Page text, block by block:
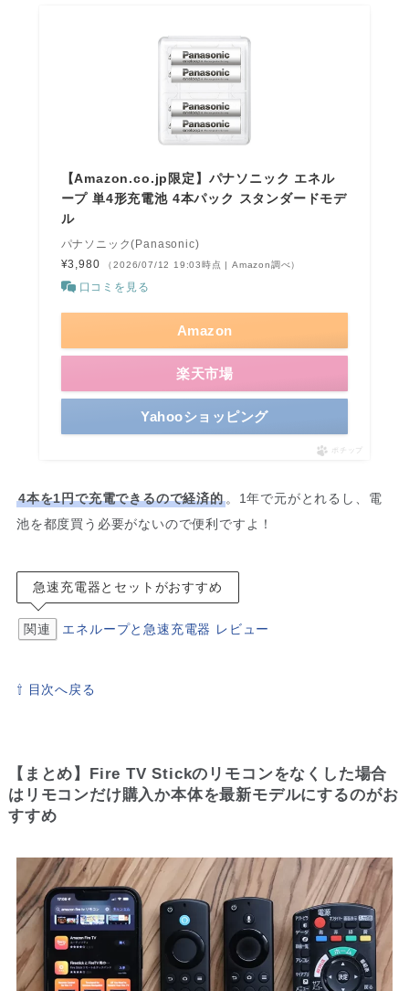
【Amazon.co.jp限定】パナソニック エネル
ープ 単4形充電池 4本パック スタンダードモデ
ル
パナソニック(Panasonic)
¥3,980
（2026/07/12 19:03時点 | Amazon調べ）
口コミを見る
Amazon
楽天市場
Yahooショッピング
ポチップ
4本を1円で充電できるので経済的。1年で元がとれるし、電
池を都度買う必要がないので便利ですよ！
急速充電器とセットがおすすめ
関連 エネループと急速充電器 レビュー
⇧ 目次へ戻る
【まとめ】Fire TV Stickのリモコンをなくした場合
はリモコンだけ購入か本体を最新モデルにするのがお
すすめ